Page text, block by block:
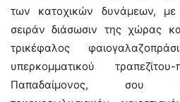
των κατοχικών δυνάμεων,
σειράν διάσωσιν της χώρας
τρικέφαλος
υπερκομματικού
Παπαδαίμονος, σου